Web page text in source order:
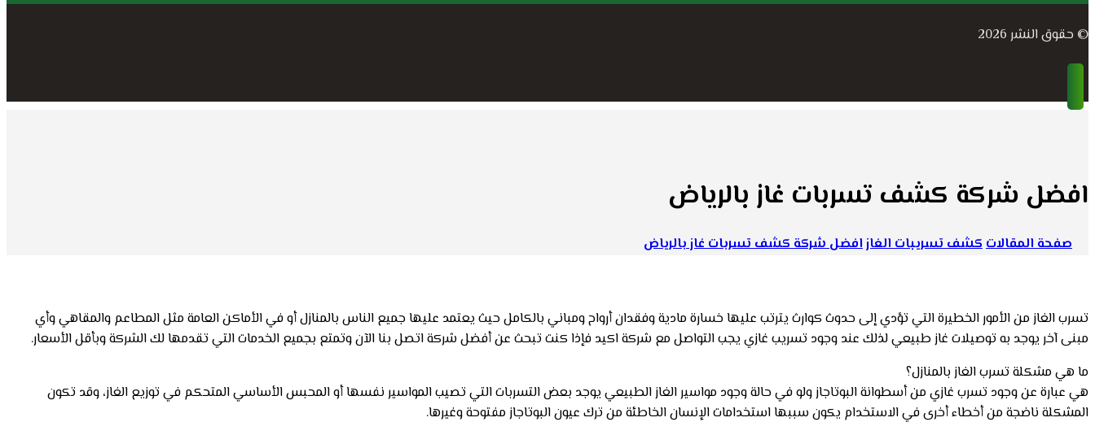
© حقوق النشر 2026
افضل شركة كشف تسربات غاز بالرياض
صفحة المقالاتكشف تسريبات الغازافضل شركة كشف تسربات غاز بالرياض
تسرب الغاز من الأمور الخطيرة التي تؤدي إلى حدوث كوارث يترتب عليها خسارة مادية وفقدان أرواح ومباني بالكامل حيث يعتمد عليها جميع الناس بالمنازل أو في الأماكن العامة مثل المطاعم والمقاهي وأي
مبنى آخر يوجد به توصيلات غاز طبيعي لذلك عند وجود تسريب غازي يجب التواصل مع شركة اكيد فإذا كنت تبحث عن أفضل شركة اتصل بنا الآن وتمتع بجميع الخدمات التي تقدمها لك الشركة وبأقل الأسعار.
ما هي مشكلة تسرب الغاز بالمنازل؟
هي عبارة عن وجود تسرب غازي من أسطوانة البوتاجاز ولو في حالة وجود مواسير الغاز الطبيعي يوجد بعض التسربات التي تصيب المواسير نفسها أو المحبس الأساسي المتحكم في توزيع الغاز، وقد تكون
المشكلة ناضجة من أخطاء أخرى في الاستخدام يكون سببها استخدامات الإنسان الخاطئة من ترك عيون البوتاجاز مفتوحة وغيرها.